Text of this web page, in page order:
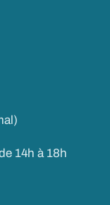
14h à 18h